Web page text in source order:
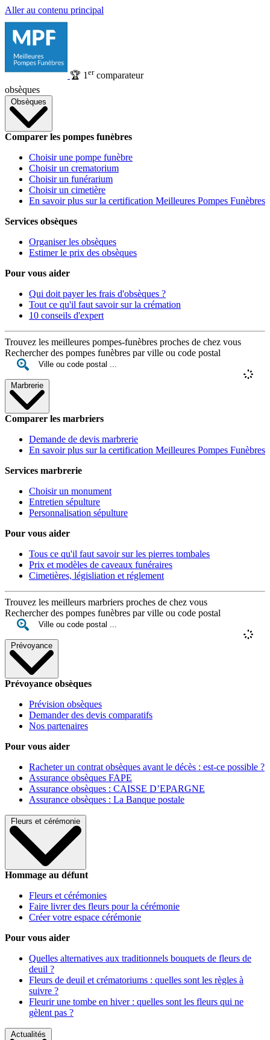
Aller au contenu principal
🏆 1 ercomparateur
obsèques
Obsèques
Comparer les pompes funèbres
Choisir une pompe funèbre
Choisir un crematorium
Choisir un funérarium
Choisir un cimetière
En savoir plus sur la certification Meilleures Pompes Funèbres
Services obsèques
Organiser les obsèques
Estimer le prix des obsèques
Pour vous aider
Qui doit payer les frais d'obsèques ?
Tout ce qu'il faut savoir sur la crémation
10 conseils d'expert
Trouvez les meilleures pompes-funèbres proches de chez vous
Rechercher des pompes funèbres par ville ou code postal
Marbrerie
Comparer les marbriers
Demande de devis marbrerie
En savoir plus sur la certification Meilleures Pompes Funèbres
Services marbrerie
Choisir un monument
Entretien sépulture
Personnalisation sépulture
Pour vous aider
Tous ce qu'il faut savoir sur les pierres tombales
Prix et modèles de caveaux funéraires
Cimetières, législiation et réglement
Trouvez les meilleurs marbriers proches de chez vous
Rechercher des pompes funèbres par ville ou code postal
Prévoyance
Prévoyance obsèques
Prévision obsèques
Demander des devis comparatifs
Nos partenaires
Pour vous aider
Racheter un contrat obsèques avant le décès : est-ce possible ?
Assurance obsèques FAPE
Assurance obsèques : CAISSE D’EPARGNE
Assurance obsèques : La Banque postale
Fleurs et cérémonie
Hommage au défunt
Fleurs et cérémonies
Faire livrer des fleurs pour la cérémonie
Créer votre espace cérémonie
Pour vous aider
Quelles alternatives aux traditionnels bouquets de fleurs de
deuil ?
Fleurs de deuil et crématoriums : quelles sont les règles à
suivre ?
Fleurir une tombe en hiver : quelles sont les fleurs qui ne
gèlent pas ?
Actualités